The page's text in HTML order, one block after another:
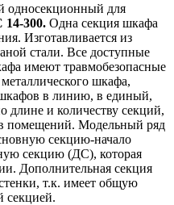
односекционный для
300. Одна секция шкафа
Изготавливается из
стали. Все доступные
имеют травмобезопасные
шкафа,
шкафов в линию, в единый,
длине и количеству секций,
помещений. Модельный ряд
секцию-начало
секцию (ДС), которая
Дополнительная секция
т.к. имеет общую
секцией.